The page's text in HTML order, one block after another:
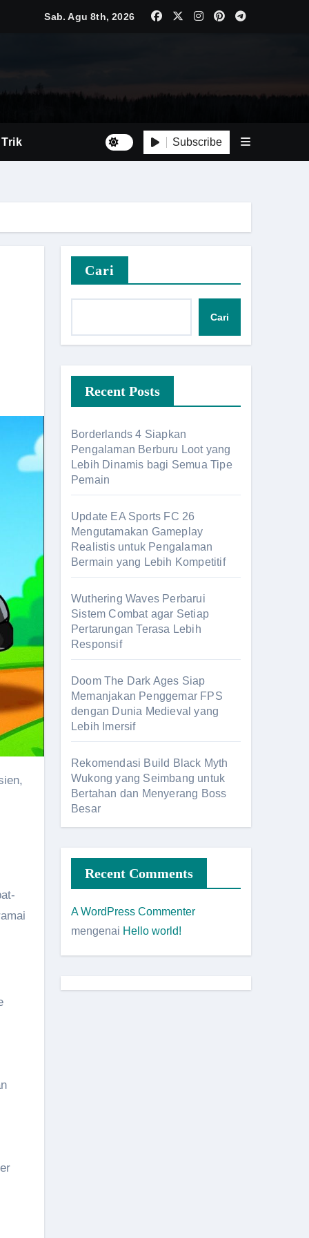
Kompetitif
Sab. Agu 8th, 2026
Subscribe
Cari
Cari
Recent Posts
Borderlands 4 Siapkan
Pengalaman Berburu Loot yang
Lebih Dinamis bagi Semua Tipe
Pemain
Update EA Sports FC 26
Mengutamakan Gameplay
Realistis untuk Pengalaman
Bermain yang Lebih Kompetitif
Wuthering Waves Perbarui
Sistem Combat agar Setiap
Pertarungan Terasa Lebih
Responsif
Doom The Dark Ages Siap
Memanjakan Penggemar FPS
dengan Dunia Medieval yang
Lebih Imersif
Rekomendasi Build Black Myth
Wukong yang Seimbang untuk
Bertahan dan Menyerang Boss
Besar
Recent Comments
A WordPress Commenter
mengenai Hello world!